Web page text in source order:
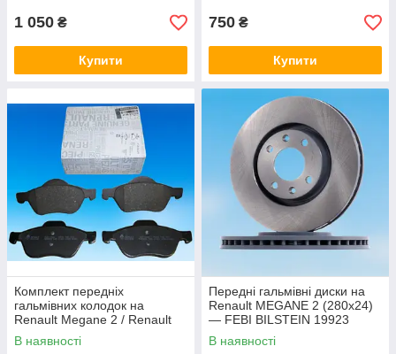
1 050 ₴
Купити
750 ₴
Купити
Комплект передніх
гальмівних колодок на
Renault Megane 2 / Renault
Original 410601237R
В наявності
Передні гальмівні диски на
Renault MEGANE 2 (280x24)
— FEBI BILSTEIN 19923
В наявності